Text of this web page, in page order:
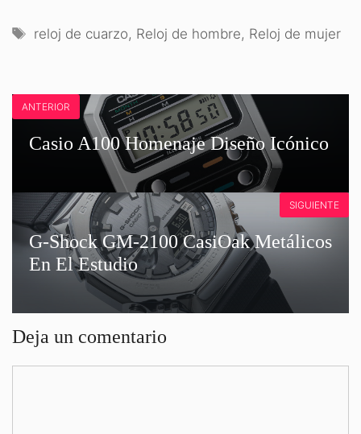
Etiquetas
reloj de cuarzo, Reloj de hombre, Reloj de mujer
ANTERIOR
Casio A100 Homenaje Diseño Icónico
G-Shock GM-2100 CasiOak Metálicos
En El Estudio
SIGUIENTE
Deja un comentario